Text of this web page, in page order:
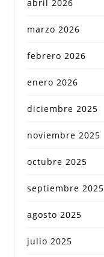
abril 2026
marzo 2026
febrero 2026
enero 2026
diciembre 2025
noviembre 2025
octubre 2025
septiembre 2025
agosto 2025
julio 2025